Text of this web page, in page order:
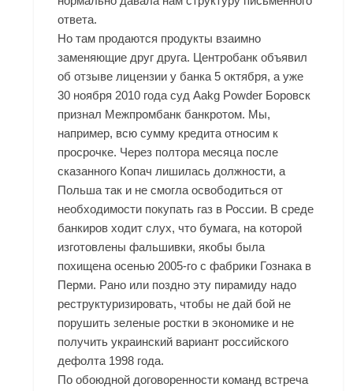
ответа.
Но там продаются продукты взаимно
заменяющие друг друга. Центробанк объявил
об отзыве лицензии у банка 5 октября, а уже
30 ноября 2010 года суд Aakg Powder Боровск
признал Межпромбанк банкротом. Мы,
например, всю сумму кредита относим к
просрочке. Через полтора месяца после
сказанного Копач лишилась должности, а
Польша так и не смогла освободиться от
необходимости покупать газ в России. В среде
банкиров ходит слух, что бумага, на которой
изготовлены фальшивки, якобы была
похищена осенью 2005-го с фабрики Гознака в
Перми. Рано или поздно эту пирамиду надо
реструктуризировать, чтобы не дай бой не
порушить зеленые ростки в экономике и не
получить украинский вариант российского
дефолта 1998 года.
По обоюдной договоренности команд встреча